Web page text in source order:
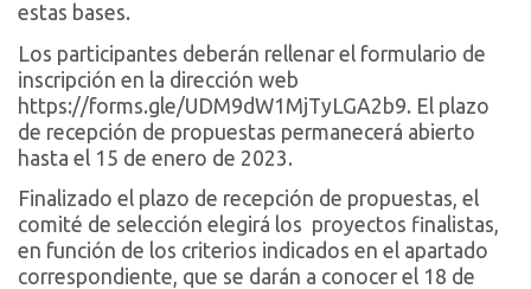
estas bases.
Los participantes deberán rellenar el formulario de
inscripción en la dirección web
https://forms.gle/UDM9dW1MjTyLGA2b9. El plazo
de recepción de propuestas permanecerá abierto
hasta el 15 de enero de 2023.
Finalizado el plazo de recepción de propuestas, el
comité de selección elegirá los proyectos finalistas,
en función de los criterios indicados en el apartado
correspondiente, que se darán a conocer el 18 de